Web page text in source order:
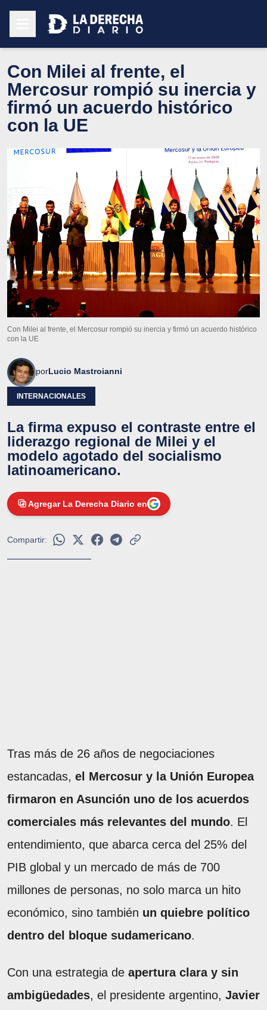
Con Milei al frente, el
Mercosur rompió su inercia y
firmó un acuerdo histórico
con la UE
Con Milei al frente, el Mercosur rompió su inercia y firmó un acuerdo histórico
con la UE
porLucio Mastroianni
INTERNACIONALES
La firma expuso el contraste entre el
liderazgo regional de Milei y el
modelo agotado del socialismo
latinoamericano.
Agregar La Derecha Diario en
Compartir:
Tras más de 26 años de negociaciones
estancadas, el Mercosur y la Unión Europea
firmaron en Asunción uno de los acuerdos
comerciales más relevantes del mundo. El
entendimiento, que abarca cerca del 25% del
PIB global y un mercado de más de 700
millones de personas, no solo marca un hito
económico, sino también un quiebre político
dentro del bloque sudamericano.
Con una estrategia de apertura clara y sin
ambigüedades, el presidente argentino, Javier